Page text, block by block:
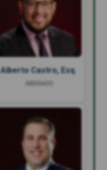
Alberto Castro, Esq.
ABOGADO